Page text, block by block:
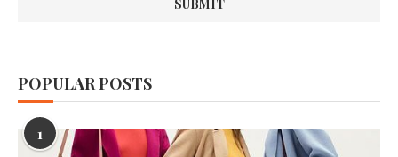
POPULAR POSTS
1